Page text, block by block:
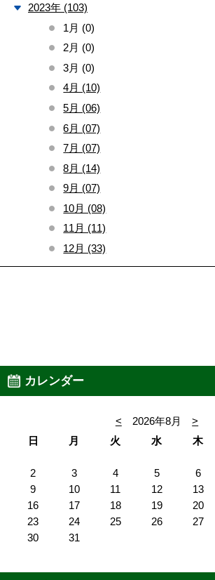
2023年 (103)
1月 (0)
2月 (0)
3月 (0)
4月 (10)
5月 (06)
6月 (07)
7月 (07)
8月 (14)
9月 (07)
10月 (08)
11月 (11)
12月 (33)
カレンダー
< 2026年8月
>
日
月 火 水 木
2
3 4 5 6
9
10 11 12 13
16
17 18 19 20
23
24 25 26 27
30
31